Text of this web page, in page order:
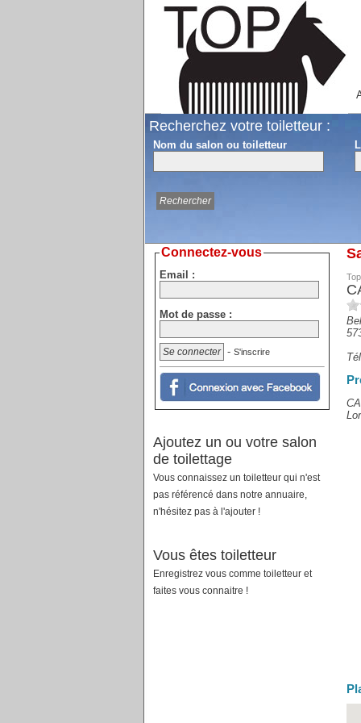
Recherchez votre toiletteur :
Nom du salon ou toiletteur
Connectez-vous
Email :
Mot de passe :
- S'inscrire
Ajoutez un ou votre salon
de toilettage
Vous connaissez un toiletteur qui n'est
pas référencé dans notre annuaire,
n'hésitez pas à l'ajouter !
Vous êtes toiletteur
Enregistrez vous comme toiletteur et
faites vous connaitre !